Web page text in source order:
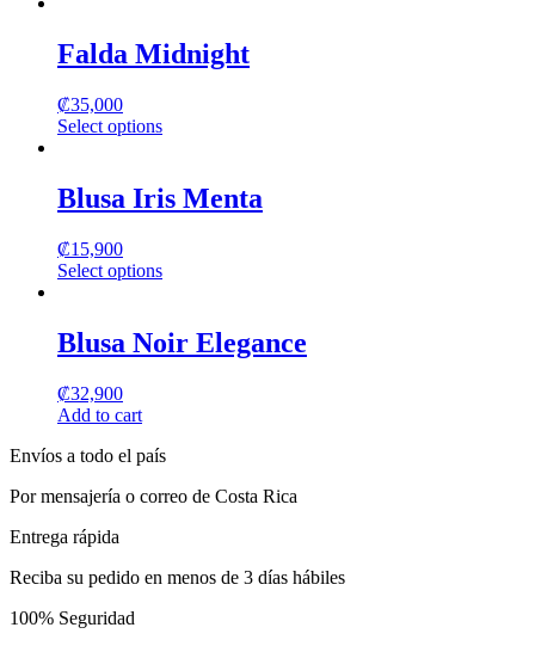
Falda Midnight
₡35,000
Select options
has
multiple
The
options
chosen
on
the
product
page
Blusa Iris Menta
₡15,900
Select options
has
multiple
The
options
be
on
product
page
Blusa Noir Elegance
₡32,900
Add to cart
Envíos a todo el país
Por mensajería o correo de Costa Rica
Entrega rápida
Reciba su pedido en menos de 3 días hábiles
100% Seguridad